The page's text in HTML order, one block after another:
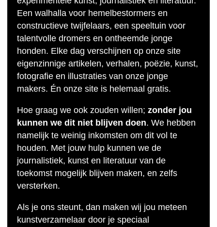
Een walhalla voor hemelbestormers en
constructieve twijfelaars, een speeltuin voor
talentvolle dromers en ontheemde jonge
honden. Elke dag verschijnen op onze site
eigenzinnige artikelen, verhalen, poëzie, kunst,
fotografie en illustraties van onze jonge
makers. Én onze site is helemaal gratis.
Hoe graag we ook zouden willen; zonder jou
kunnen we dit niet blijven doen. We hebben
namelijk te weinig inkomsten om dit vol te
houden. Met jouw hulp kunnen we de
journalistiek, kunst en literatuur van de
toekomst mogelijk blijven maken, en zelfs
versterken.
Als je ons steunt, dan maken wij jou meteen
kunstverzamelaar door je speciaal